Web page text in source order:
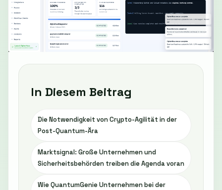
In Diesem Beitrag
Die Notwendigkeit von Crypto-Agilität in der
Post-Quantum-Ära
Marktsignal: Große Unternehmen und
Sicherheitsbehörden treiben die Agenda voran
Wie QuantumGenie Unternehmen bei der